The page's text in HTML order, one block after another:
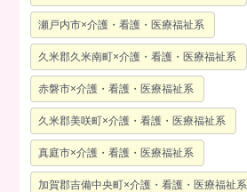
瀬戸内市×介護・看護・医療福祉系
久米郡久米南町×介護・看護・医療福祉系
赤磐市×介護・看護・医療福祉系
久米郡美咲町×介護・看護・医療福祉系
真庭市×介護・看護・医療福祉系
加賀郡吉備中央町×介護・看護・医療福祉系